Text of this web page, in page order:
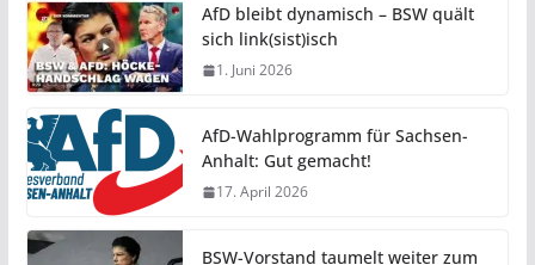
AfD bleibt dynamisch – BSW quält
sich link(sist)isch
1. Juni 2026
AfD-Wahlprogramm für Sachsen-
Anhalt: Gut gemacht!
17. April 2026
BSW-Vorstand taumelt weiter zum